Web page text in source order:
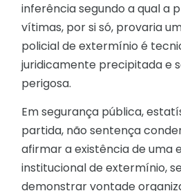
inferência segundo a qual a
vítimas, por si só, provaria
policial de extermínio é
juridicamente precipitada e
perigosa.
Em segurança pública,
partida, não sentença
afirmar a existência de uma
institucional de extermínio,
demonstrar vontade